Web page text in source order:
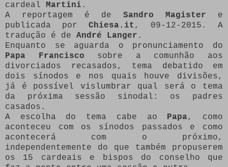
cardeal Martini .
A reportagem é de Sandro Magister e
publicada por Chiesa.it , 09-12-2015. A
tradução é de André Langer .
Enquanto se aguarda o pronunciamento do
Papa Francisco sobre a comunhão aos
divorciados recasados, tema debatido em
dois sínodos e nos quais houve divisões,
já é possível vislumbrar qual será o tema
da próxima sessão sinodal: os padres
casados.
A escolha do tema cabe ao Papa, como
aconteceu com os sínodos passados e como
acontecerá com o próximo,
independentemente do que também propuserem
os 15 cardeais e bispos do conselho que